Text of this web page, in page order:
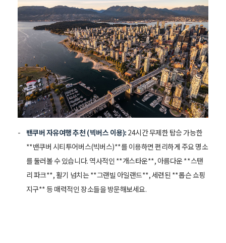
밴쿠버 자유여행 추천 (빅버스 이용): 24시간 무제한 탑승 가능한
**밴쿠버 시티투어버스(빅버스)**를 이용하면 편리하게 주요 명소
를 둘러볼 수 있습니다. 역사적인 **개스타운**, 아름다운 **스탠
리 파크**, 활기 넘치는 **그랜빌 아일랜드**, 세련된 **롭슨 쇼핑
지구** 등 매력적인 장소들을 방문해보세요.